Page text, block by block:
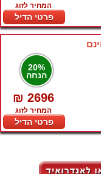
המחיר לזוג
פרטי הדיל
20%
הנחה
₪ 2696
המחיר לזוג
פרטי הדיל